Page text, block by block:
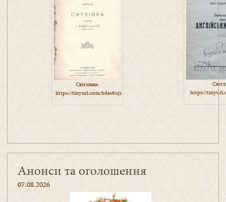
Світлина:
https://tinyurl.com/bdes6ujs
https://
Анонси та оголошення
07.08.2026